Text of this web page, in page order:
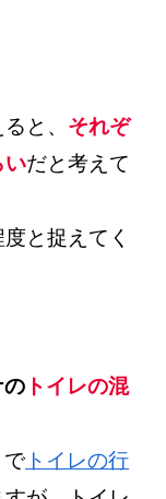
と、 それぞ
いだと考えて
と捉えてく
の トイレの混
で トイレの行